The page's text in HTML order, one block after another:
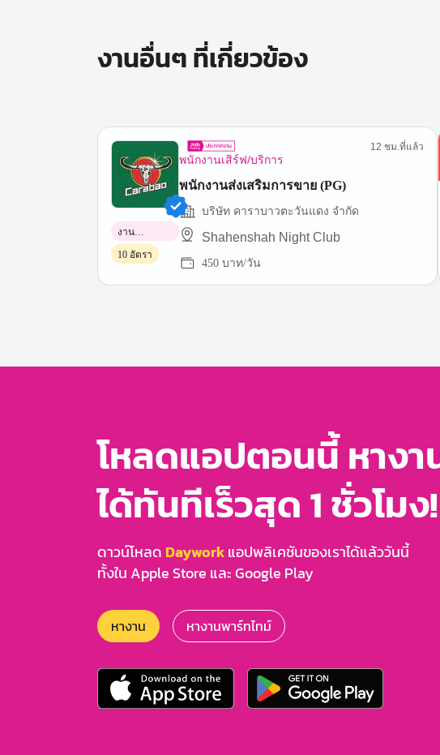
งานอื่นๆ ที่เกี่ยวข้อง
พนักงานเสิร์ฟ/บริการ
12 ชม.ที่แล้ว
พนักงานส่งเสริมการขาย (PG)
บริษัท คาราบาวตะวันแดง จำกัด
Shahenshah Night Club
450 บาท/วัน
งาน
พาร์ทไทม์
10 อัตรา
โหลดแอปตอนนี้ หางา
ได้ทันทีเร็วสุด 1 ชั่วโมง!
ดาวน์โหลด Dayworkแอปพลิเคชันของเราได้แล้ววันนี้
ทั้งใน Apple Store และ Google Play
หางาน หางานพาร์ทไทม์